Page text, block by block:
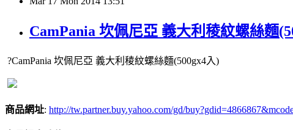
CamPania 坎佩尼亞 義大利稜紋螺絲麵
?CamPania 坎佩尼亞 義大利稜紋螺絲麵(500gx4入)
商品網址: http://tw.partner.buy.yahoo.com/gd/